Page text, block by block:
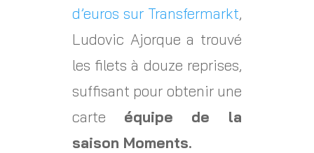
d’euros sur Transfermarkt,
Ludovic Ajorque a trouvé
les filets à douze reprises,
suffisant pour obtenir une
carte équipe de la
saison Moments.